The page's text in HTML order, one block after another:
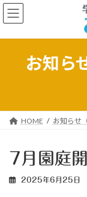
コ
ン
ン
プ
ナ
ビ
ー
動
お知ら
HOME お知らせ
7月園庭
2025年6月25日